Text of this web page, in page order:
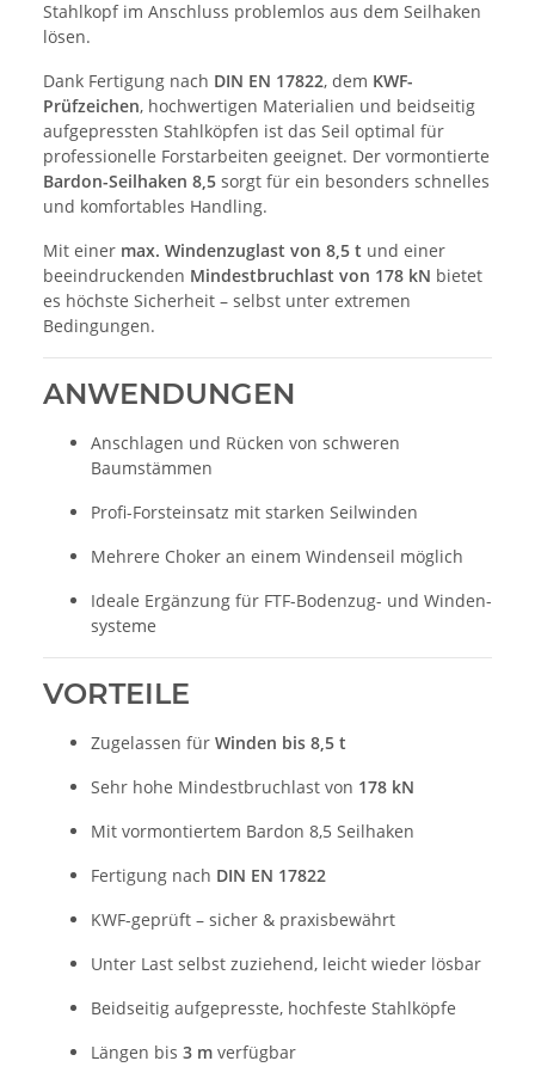
Stahlkopf im Anschluss problemlos aus dem Seilhaken
lösen.
Dank Fertigung nach DIN EN 17822, dem KWF-
Prüfzeichen, hochwertigen Materialien und beidseitig
aufgepressten Stahlköpfen ist das Seil optimal für
professionelle Forstarbeiten geeignet. Der vormontierte
Bardon-Seilhaken 8,5 sorgt für ein besonders schnelles
und komfortables Handling.
Mit einer max. Windenzuglast von 8,5 t und einer
beeindruckenden Mindestbruchlast von 178 kN bietet
es höchste Sicherheit – selbst unter extremen
Bedingungen.
ANWENDUNGEN
Anschlagen und Rücken von schweren
Baumstämmen
Profi-Forsteinsatz mit starken Seilwinden
Mehrere Choker an einem Windenseil möglich
Ideale Ergänzung für FTF-Bodenzug- und Winden­
systeme
VORTEILE
Zugelassen für Winden bis 8,5 t
Sehr hohe Mindestbruchlast von 178 kN
Mit vormontiertem Bardon 8,5 Seilhaken
Fertigung nach DIN EN 17822
KWF-geprüft – sicher & praxisbewährt
Unter Last selbst zuziehend, leicht wieder lösbar
Beidseitig aufgepresste, hochfeste Stahlköpfe
Längen bis 3 m verfügbar